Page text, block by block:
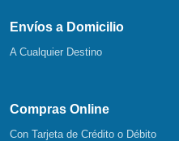
Envíos a Domicilio
A Cualquier Destino
Compras Online
Con Tarjeta de Crédito o Débito